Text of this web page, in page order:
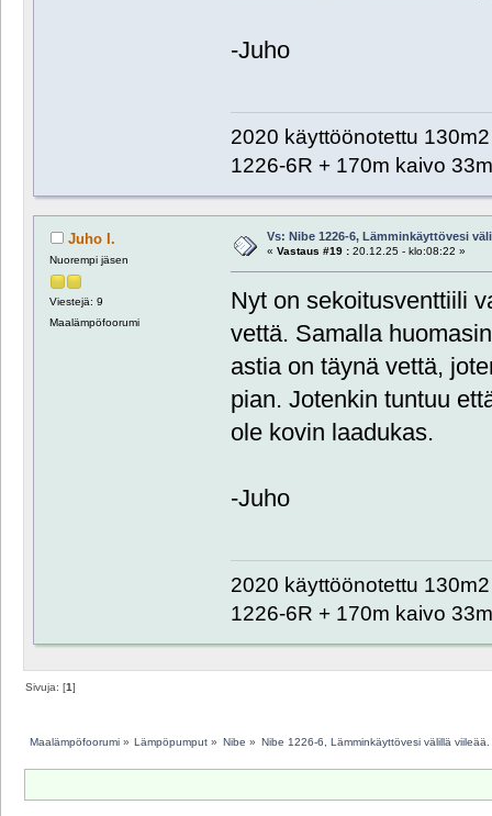
-Juho
2020 käyttöönotettu
1226-6R + 170m kaivo
Juho I.
Nuorempi jäsen
Viestejä: 9
Maalämpöfoorumi
Vs: Nibe 1226-6, Lämminkäyttövesi
« Vastaus #19 :20.12.25 - klo:08:22 »
Nyt on sekoitusventtiili
vettä. Samalla
astia on täynä vettä,
pian. Jotenkin tuntuu
ole kovin laadukas.
-Juho
2020 käyttöönotettu
1226-6R + 170m kaivo
Sivuja: [1]
Maalämpöfoorumi» Lämpöpumput » Nibe » Nibe 1226-6, Lämminkäyttövesi välillä viileää.